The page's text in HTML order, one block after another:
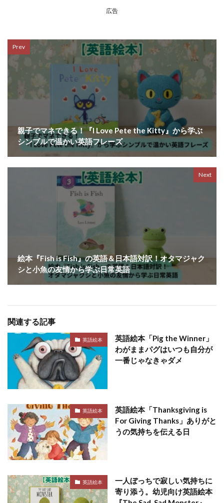
広告
Prev
親子でマネできる！『I Love Pete the Kitty』から学ぶ
シンプルで温かい英語フレーズ
Next
絵本『Fish is Fish』の英語＆日本語対訳！オタマジャク
シと小魚の友情から学ぶ日常英語
関連する記事
英語絵本
英語絵本「Pig the Winner」
わがままパグはいつも自分が
一番じゃなきゃダメ
英語絵本
英語絵本「Thanksgiving is
For Giving Thanks」ありがと
うの気持ちを伝える日
英語絵本
一人ぼっちで寂しい気持ちに
寄り添う。幼児向け英語絵本